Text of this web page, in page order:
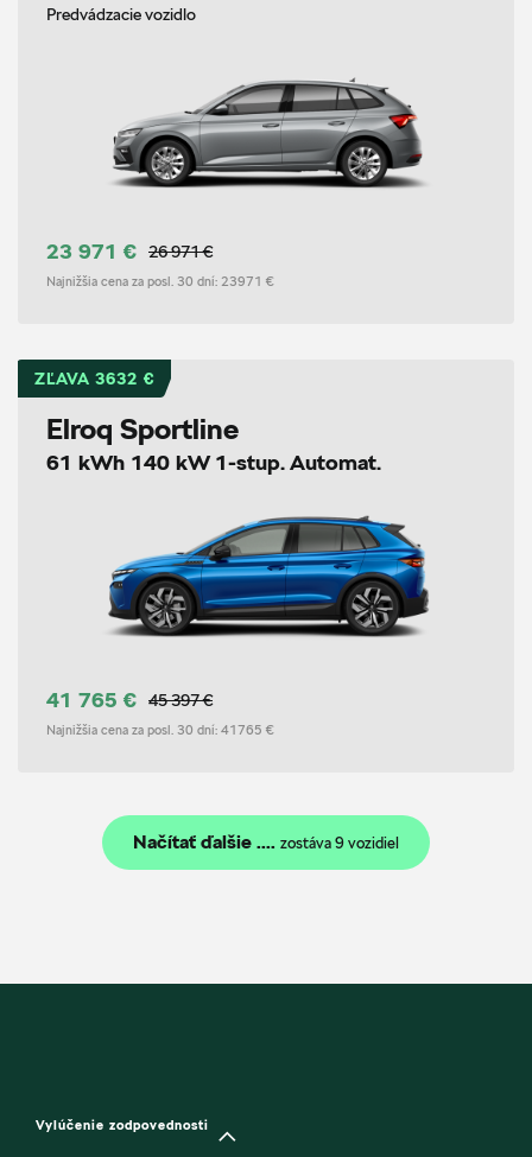
Predvádzacie vozidlo
23 971 € 26 971 €
Najnižšia cena za posl. 30 dní: 23971 €
ZĽAVA 3632 €
Elroq Sportline
61 kWh 140 kW 1-stup. Automat.
41 765 € 45 397 €
Najnižšia cena za posl. 30 dní: 41765 €
Načítať ďalšie .... zostáva 9 vozidiel
Vylúčenie zodpovednosti